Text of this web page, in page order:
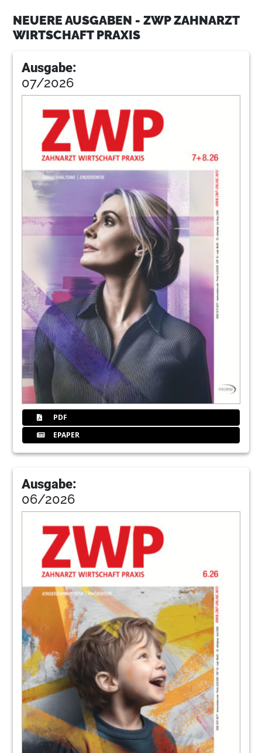
22Bischoff
24Rehra
Recht
Hoefel
32Abrechnung
Advisionstp
36
40Hahn
44 Neuber
Gaensler
Zimmer
60 Kavo
Duerr
68 Gc
72Produkte
80Kerr
82Sorg
NEUERE AUSGABEN - ZWP ZAHNARZT
WIRTSCHAFT PRAXIS
Ausgabe:
07/2026
PDF
EPAPER
Ausgabe:
06/2026